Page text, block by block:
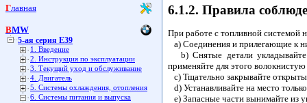
Главная
BMW
5-ая серия E39
1. Введение
2. Инструкция по эксплуатации
3. Текущий уход и обслуживание
4. Двигатель
5. Системы охлаждения, отопления
6. Системы питания и выпуска
6.1.2. Правила
При работе с топливной системой
a) Соединения и прилегающие к
b) Снятые детали укладывайте
применяйте для этого волокнистую
c) Тщательно закрывайте
d) Устанавливайте на место
e) Запасные части вынимайте из